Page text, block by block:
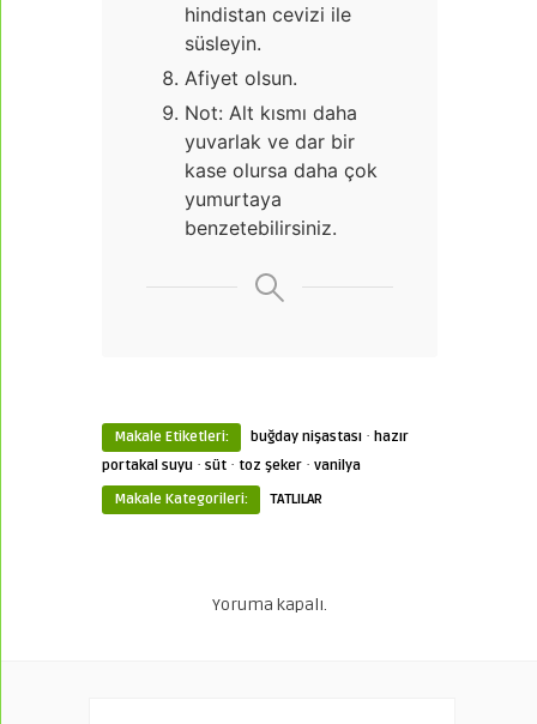
hindistan cevizi ile
süsleyin.
Afiyet olsun.
Not: Alt kısmı daha
yuvarlak ve dar bir
kase olursa daha çok
yumurtaya
benzetebilirsiniz.
Makale Etiketleri: buğday nişastası · hazır
portakal suyu · süt · toz şeker · vanilya
Makale Kategorileri:
TATLILAR
Yoruma kapalı.